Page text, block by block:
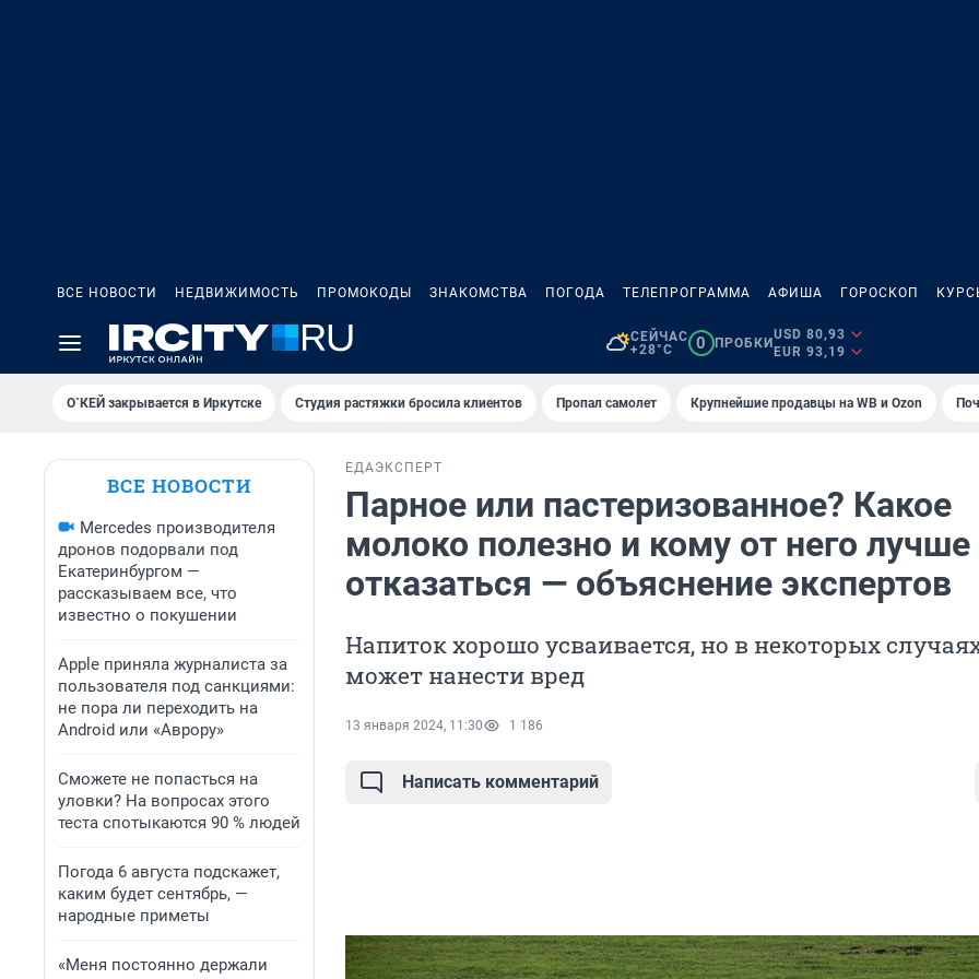
ВСЕ НОВОСТИ НЕДВИЖИМОСТЬ ПРОМОКОДЫ ЗНАКОМСТВА ПОГОДА ТЕЛЕПРОГРАММА АФИША ГОРОСКОП
СЕЙЧАС
+28°C
0 ПРОБКИ
USD 80,93
EUR 93,19
О`КЕЙ закрывается в Иркутске Студия растяжки бросила клиентов Пропал самолет Крупнейшие продавцы на WB и Ozon
ВСЕ НОВОСТИ
Mercedes производителя
дронов подорвали под
Екатеринбургом —
рассказываем все, что
известно о покушении
Apple приняла журналиста за
пользователя под санкциями:
не пора ли переходить на
Android или «Аврору»
Сможете не попасться на
уловки? На вопросах этого
теста спотыкаются 90 % людей
Погода 6 августа подскажет,
каким будет сентябрь, —
народные приметы
«Меня постоянно держали
ЕДАЭКСПЕРТ
Парное или пастеризованное? Какое
молоко полезно и кому от него лучше
отказаться — объяснение экспертов
Напиток хорошо усваивается, но в некоторых
может нанести вред
13 января 2024, 11:30 1 186
Написать комментарий